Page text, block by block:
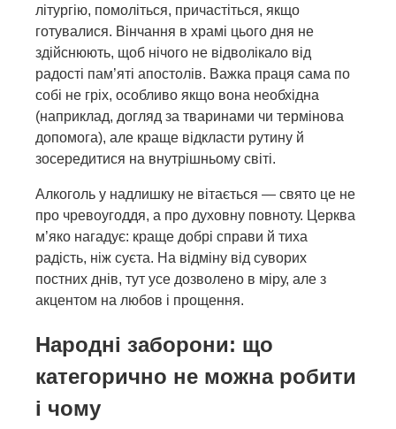
літургію, помоліться, причастіться, якщо
готувалися. Вінчання в храмі цього дня не
здійснюють, щоб нічого не відволікало від
радості пам’яті апостолів. Важка праця сама по
собі не гріх, особливо якщо вона необхідна
(наприклад, догляд за тваринами чи термінова
допомога), але краще відкласти рутину й
зосередитися на внутрішньому світі.
Алкоголь у надлишку не вітається — свято це не
про чревоугоддя, а про духовну повноту. Церква
м’яко нагадує: краще добрі справи й тиха
радість, ніж суєта. На відміну від суворих
постних днів, тут усе дозволено в міру, але з
акцентом на любов і прощення.
Народні заборони: що
категорично не можна робити
і чому